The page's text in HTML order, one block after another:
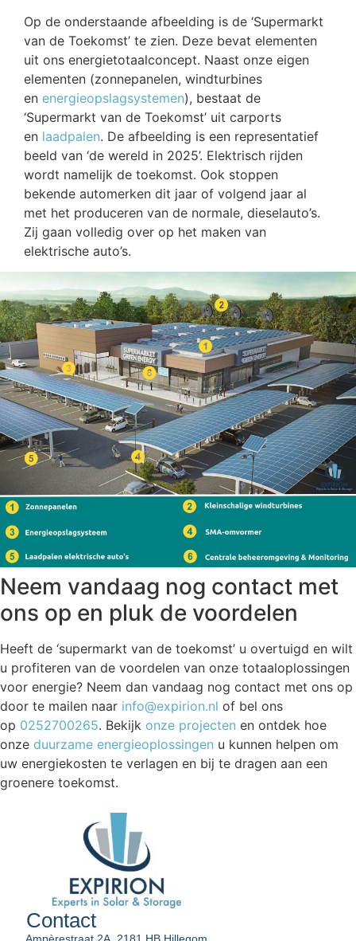
Op de onderstaande afbeelding is de ‘Supermarkt
van de Toekomst’ te zien. Deze bevat elementen
uit ons energietotaalconcept. Naast onze eigen
elementen (zonnepanelen, windturbines
en energieopslagsystemen), bestaat de
‘Supermarkt van de Toekomst’ uit carports
en laadpalen. De afbeelding is een representatief
beeld van ‘de wereld in 2025’. Elektrisch rijden
wordt namelijk de toekomst. Ook stoppen
bekende automerken dit jaar of volgend jaar al
met het produceren van de normale, dieselauto’s.
Zij gaan volledig over op het maken van
elektrische auto’s.
Neem vandaag nog contact met
ons op en pluk de voordelen
Heeft de ‘supermarkt van de toekomst’ u overtuigd en wilt
u profiteren van de voordelen van onze totaaloplossingen
voor energie? Neem dan vandaag nog contact met ons op
door te mailen naar info@expirion.nl of bel ons
op 0252700265. Bekijk onze projecten en ontdek hoe
onze duurzame energieoplossingen u kunnen helpen om
uw energiekosten te verlagen en bij te dragen aan een
groenere toekomst.
Contact